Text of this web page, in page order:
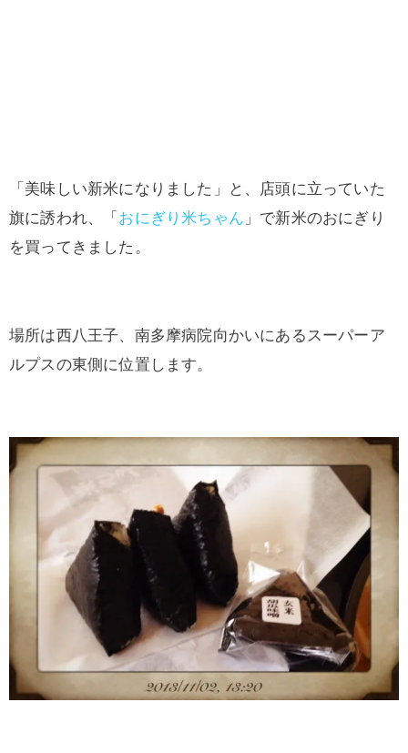
「美味しい新米になりました」と、店頭に立っていた
旗に誘われ、「おにぎり米ちゃん 」で新米のおにぎり
を買ってきました。
場所は西八王子、南多摩病院向かいにあるスーパーア
ルプスの東側に位置します。